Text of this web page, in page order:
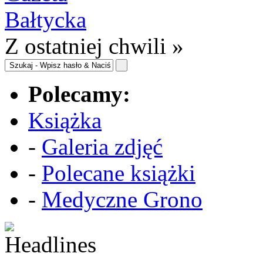
Z ostatniej chwili »
Polecamy:
Książka
- Galeria zdjęć
- Polecane książki
- Medyczne Grono